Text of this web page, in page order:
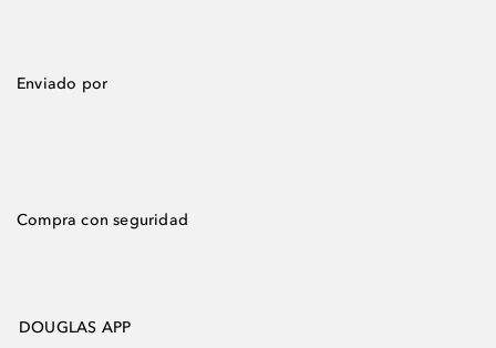
Enviado por
Compra con seguridad
DOUGLAS APP